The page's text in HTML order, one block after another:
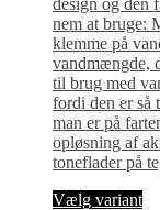
nem at bruge:
klemme på
vandmængde,
til brug med
fordi den er så
man er på
opløsning af
toneflader på
Vælg variant